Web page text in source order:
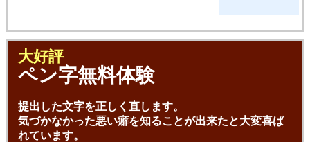
大好評
ペン字無料体験
提出した文字を正しく直します。
気づかなかった悪い癖を知ることが出来たと大変喜ば
れています。